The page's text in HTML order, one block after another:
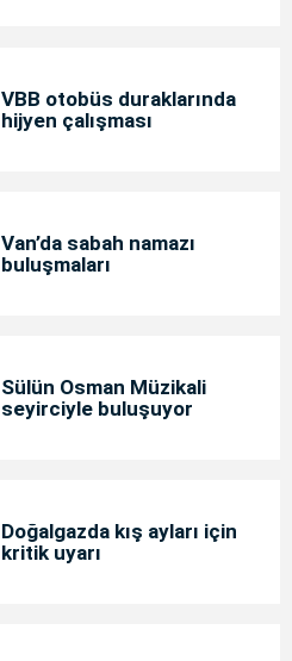
VBB otobüs duraklarında
hijyen çalışması
Van’da sabah namazı
buluşmaları
Sülün Osman Müzikali
seyirciyle buluşuyor
Doğalgazda kış ayları için
kritik uyarı